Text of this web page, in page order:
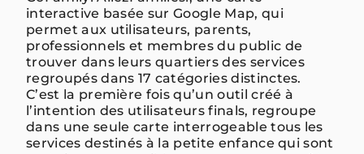
interactive basée sur Google Map, qui
permet aux utilisateurs, parents,
professionnels et membres du public de
trouver dans leurs quartiers des services
regroupés dans 17 catégories distinctes.
C’est la première fois qu’un outil créé à
l’intention des utilisateurs finals, regroupe
dans une seule carte interrogeable tous les
services destinés à la petite enfance qui sont